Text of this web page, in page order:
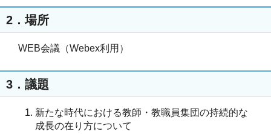
2．場所
WEB会議（Webex利用）
3．議題
新たな時代における教師・教職員集団の持続的な
成長の在り方について